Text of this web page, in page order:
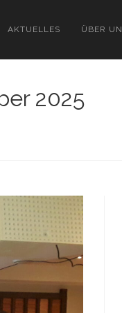
AKTUELLES ÜBER
2025